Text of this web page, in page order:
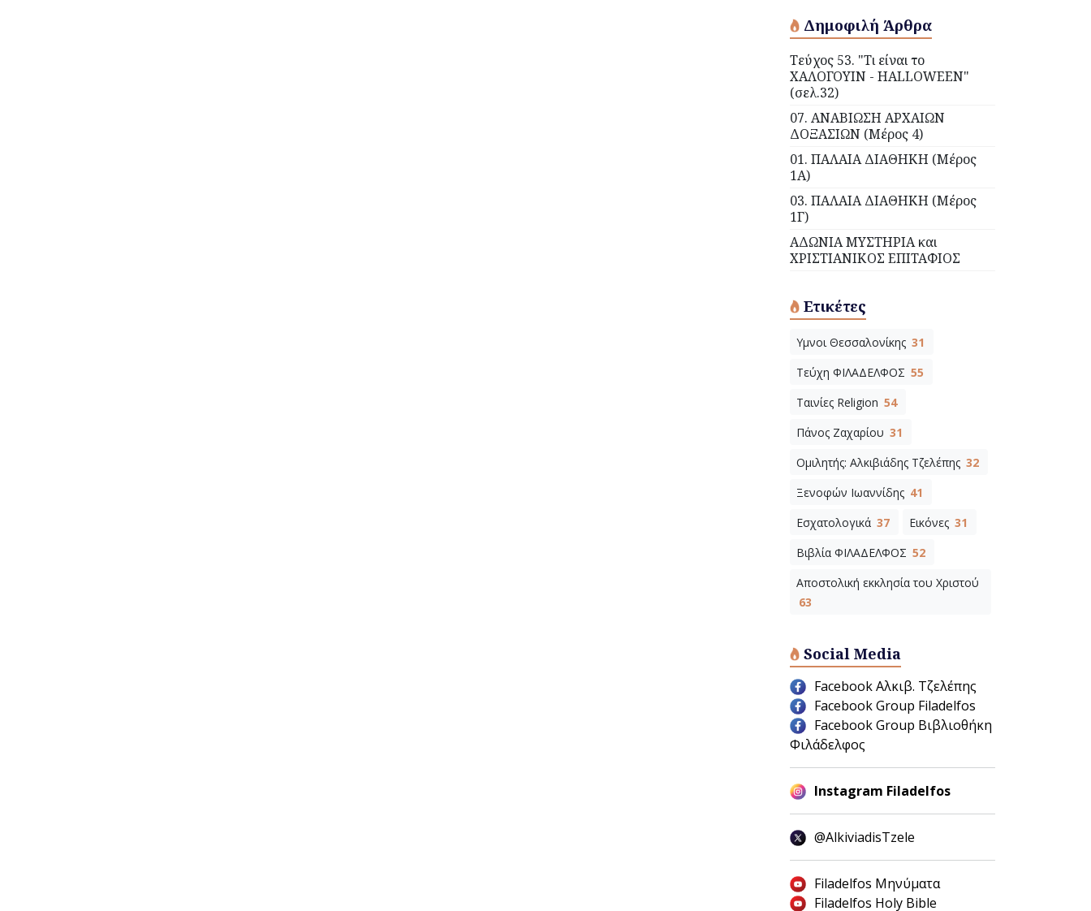
Δημοφιλή Άρθρα
Τεύχος 53. "Τι είναι το
ΧΑΛΟΓΟΥΙΝ - HALLOWEEN"
(σελ.32)
07. ΑΝΑΒΙΩΣΗ ΑΡΧΑΙΩΝ
ΔΟΞΑΣΙΩΝ (Μέρος 4)
01. ΠΑΛΑΙΑ ΔΙΑΘΗΚΗ (Μέρος
1Α)
03. ΠΑΛΑΙΑ ΔΙΑΘΗΚΗ (Μέρος
1Γ)
ΑΔΩΝΙΑ ΜΥΣΤΗΡΙΑ και
ΧΡΙΣΤΙΑΝΙΚΟΣ ΕΠΙΤΑΦΙΟΣ
Ετικέτες
Υμνοι Θεσσαλονίκης 31
Τεύχη ΦΙΛΑΔΕΛΦΟΣ 55
Ταινίες Religion 54
Πάνος Ζαχαρίου 31
Ομιλητής: Αλκιβιάδης Τζελέπης 32
Ξενοφών Ιωαννίδης 41
Εσχατολογικά 37 Εικόνες 31
Βιβλία ΦΙΛΑΔΕΛΦΟΣ 52
Αποστολική εκκλησία του Χριστού
63
Social Media
Facebook Αλκιβ. Τζελέπης
Facebook Group Filadelfos
Facebook Group Βιβλιοθήκη
Φιλάδελφος
Instagram Filadelfos
@AlkiviadisTzele
Filadelfos Μηνύματα
Filadelfos Holy Bible